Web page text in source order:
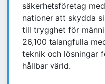
säkerhetsföretag
nationer att skydda
till trygghet för
26,100 talangfulla
teknik och lösningar
hållbar värld.